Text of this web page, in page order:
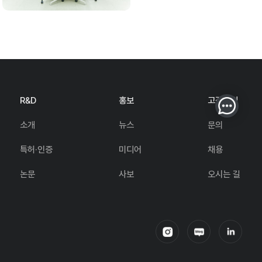
R&D
소개
특허·인증
논문
홍보
뉴스
미디어
사보
고객지원
문의
채용
오시는 길